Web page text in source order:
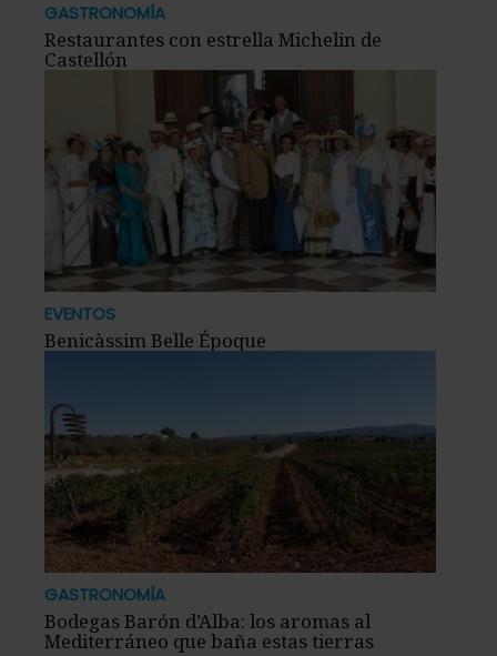
GASTRONOMÍA
Restaurantes con estrella Michelin de
Castellón
EVENTOS
Benicàssim Belle Époque
GASTRONOMÍA
Bodegas Barón d’Alba: los aromas al
Mediterráneo que baña estas tierras